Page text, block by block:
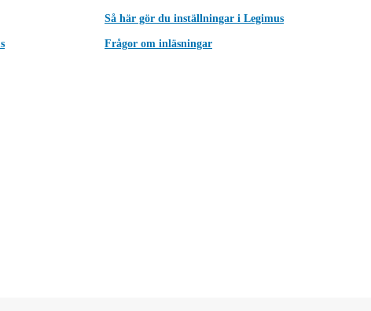
Så här gör du inställningar i Legimus
Frågor om inläsningar